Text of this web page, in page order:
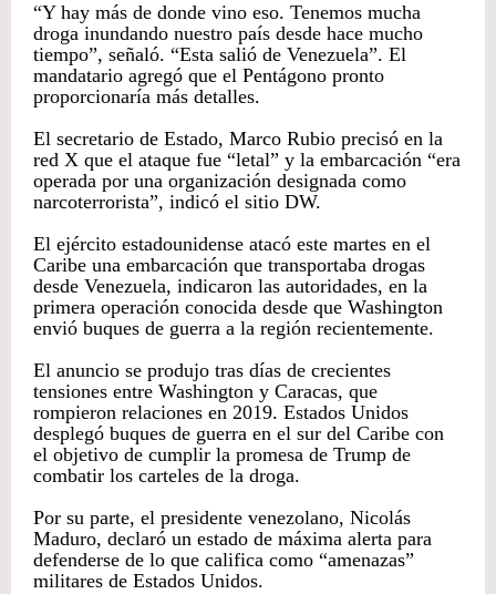
“Y hay más de donde vino eso. Tenemos mucha
droga inundando nuestro país desde hace mucho
tiempo”, señaló. “Esta salió de Venezuela”. El
mandatario agregó que el Pentágono pronto
proporcionaría más detalles.
El secretario de Estado, Marco Rubio precisó en la
red X que el ataque fue “letal” y la embarcación “era
operada por una organización designada como
narcoterrorista”, indicó el sitio DW.
El ejército estadounidense atacó este martes en el
Caribe una embarcación que transportaba drogas
desde Venezuela, indicaron las autoridades, en la
primera operación conocida desde que Washington
envió buques de guerra a la región recientemente.
El anuncio se produjo tras días de crecientes
tensiones entre Washington y Caracas, que
rompieron relaciones en 2019. Estados Unidos
desplegó buques de guerra en el sur del Caribe con
el objetivo de cumplir la promesa de Trump de
combatir los carteles de la droga.
Por su parte, el presidente venezolano, Nicolás
Maduro, declaró un estado de máxima alerta para
defenderse de lo que califica como “amenazas”
militares de Estados Unidos.